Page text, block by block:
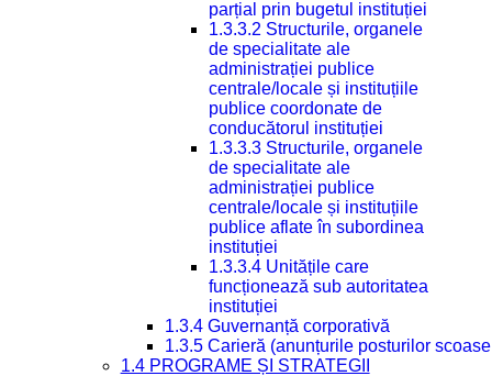
parțial prin bugetul instituției
1.3.3.2 Structurile, organele
de specialitate ale
administrației publice
centrale/locale și instituțiile
publice coordonate de
conducătorul instituției
1.3.3.3 Structurile, organele
de specialitate ale
administrației publice
centrale/locale și instituțiile
publice aflate în subordinea
instituției
1.3.3.4 Unitățile care
funcționează sub autoritatea
instituției
1.3.4 Guvernanță corporativă
1.3.5 Carieră (anunțurile posturilor
1.4 PROGRAME ȘI STRATEGII